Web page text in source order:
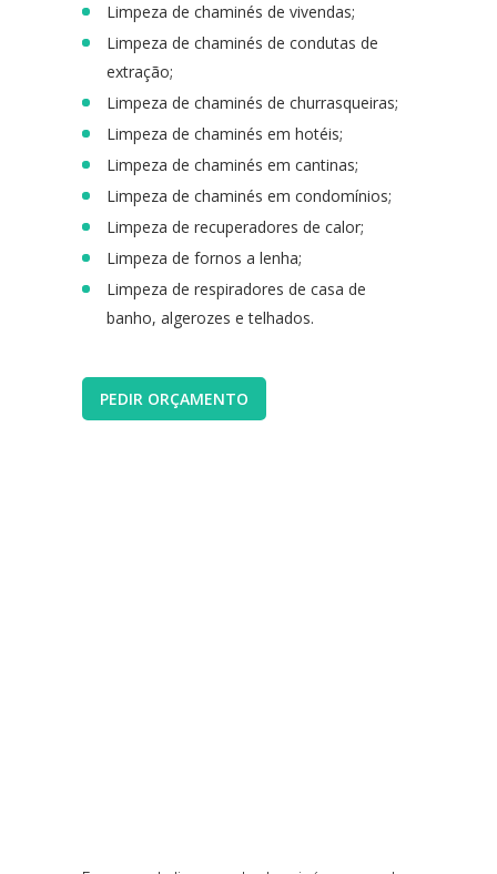
Limpeza de chaminés de vivendas;
Limpeza de chaminés de condutas de
extração;
Limpeza de chaminés de churrasqueiras;
Limpeza de chaminés em hotéis;
Limpeza de chaminés em cantinas;
Limpeza de chaminés em condomínios;
Limpeza de recuperadores de calor;
Limpeza de fornos a lenha;
Limpeza de respiradores de casa de
banho, algerozes e telhados.
PEDIR ORÇAMENTO